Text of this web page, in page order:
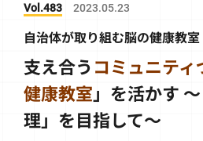
Vol.483 2023.05.23
自治体が取り組む脳の健康教室
支え合う コミュニティ
健康教室」を活かす
理」を目指して～